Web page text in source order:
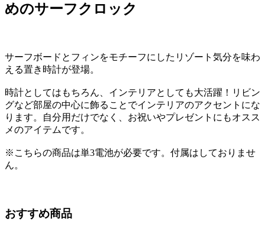
めのサーフクロック
サーフボードとフィンをモチーフにしたリゾート気分を味わ
える置き時計が登場。
時計としてはもちろん、インテリアとしても大活躍！リビン
グなど部屋の中心に飾ることでインテリアのアクセントにな
ります。自分用だけでなく、お祝いやプレゼントにもオスス
メのアイテムです。
※こちらの商品は単3電池が必要です。付属はしておりませ
ん。
おすすめ商品